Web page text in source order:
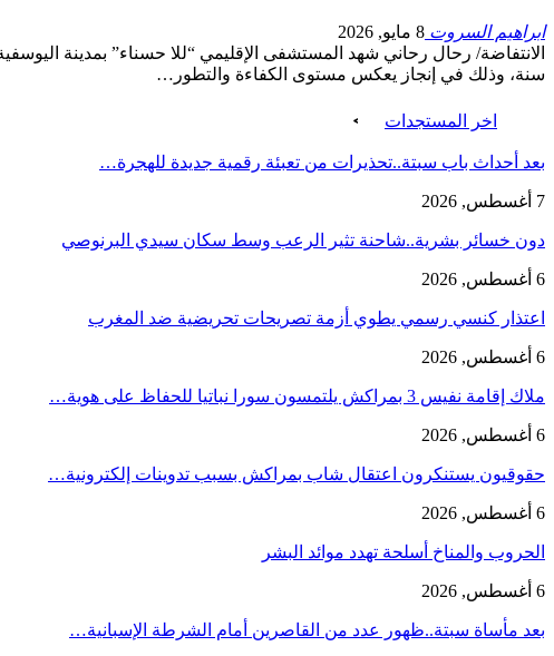
ابراهيم السروت 8 مايو, 2026
سنة، وذلك في إنجاز يعكس مستوى الكفاءة والتطور…
اخر المستجدات
بعد أحداث باب سبتة..تحذيرات من تعبئة رقمية جديدة للهجرة…
7 أغسطس, 2026
دون خسائر بشرية..شاحنة تثير الرعب وسط سكان سيدي البرنوصي
6 أغسطس, 2026
اعتذار كنسي رسمي يطوي أزمة تصريحات تحريضية ضد المغرب
6 أغسطس, 2026
ملاك إقامة نفيس 3 بمراكش يلتمسون سورا نباتيا للحفاظ على هوية…
6 أغسطس, 2026
حقوقيون يستنكرون اعتقال شاب بمراكش بسبب تدوينات إلكترونية…
6 أغسطس, 2026
الحروب والمناخ أسلحة تهدد موائد البشر
6 أغسطس, 2026
بعد مأساة سبتة..ظهور عدد من القاصرين أمام الشرطة الإسبانية…